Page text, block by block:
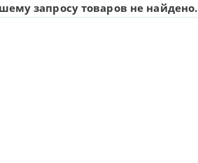
запросу товаров не найдено.